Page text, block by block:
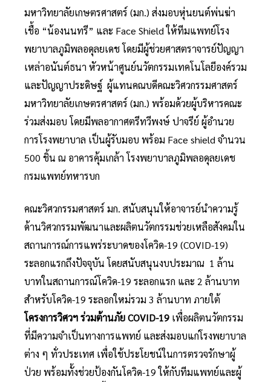
มหาวิทยาลัยเกษตรศาสตร์ (มก.) ส่งมอบหุ่นยนต์พ่นฆ่า
เชื้อ “น้องนนทรี” และ Face Shield ให้ทีมแพทย์โรง
พยาบาลภูมิพลอดุลยเดช โดยมีผู้ช่วยศาสตราจารย์ปัญญา
เหล่าอนันต์ธนา หัวหน้าศูนย์นวัตกรรมเทคโนโลยีองค์รวม
และปัญญาประดิษฐ์ ผู้แทนคณบดีคณะวิศวกรรมศาสตร์
มหาวิทยาลัยเกษตรศาสตร์ (มก.) พร้อมด้วยผู้บริหารคณะ
ร่วมส่งมอบ โดยมีพลอากาศตรีทวีพงษ์ ปาจรีย์ ผู้อำนวย
การโรงพยาบาล เป็นผู้รับมอบ พร้อม Face shield จำนวน
500 ชิ้น ณ อาคารคุ้มเกล้า โรงพยาบาลภูมิพลอดุลยเดช
กรมแพทย์ทหารบก
คณะวิศวกรรมศาสตร์ มก. สนับสนุนให้อาจารย์นำความรู้
ด้านวิศวกรรมพัฒนาและผลิตนวัตกรรมช่วยเหลือสังคมใน
สถานการณ์การแพร่ระบาดของโควิด-19 (COVID-19)
ระลอกแรกถึงปัจจุบัน โดยสนับสนุนงบประมาณ 1 ล้าน
บาทในสถานการณ์โควิด-19 ระลอกแรก และ 2 ล้านบาท
สำหรับโควิด-19 ระลอกใหม่รวม 3 ล้านบาท ภายใต้
โครงการวิศวฯ ร่วมต้านภัยCOVID-19 เพื่อผลิตนวัตกรรม
ที่มีความจำเป็นทางการแพทย์ และส่งมอบแก่โรงพยาบาล
ต่าง ๆ ทั่วประเทศ เพื่อใช้ประโยชน์ในการตรวจรักษาผู้
ป่วย พร้อมทั้งช่วยป้องกันโควิด-19 ให้กับทีมแพทย์และผู้